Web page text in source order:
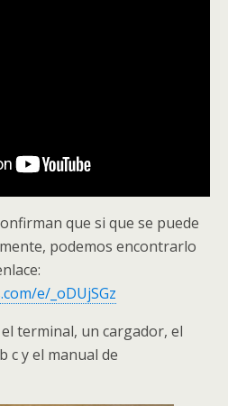
que si que se puede
podemos encontrarlo
e/_oDUjSGz
terminal, un cargador, el
c y el manual de